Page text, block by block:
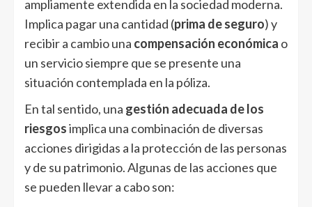
ampliamente extendida en la sociedad moderna.
Implica pagar una cantidad (prima de seguro) y
recibir a cambio una compensación económica o
un servicio siempre que se presente una
situación contemplada en la póliza.
En tal sentido, una gestión adecuada de los
riesgosimplica una combinación de diversas
acciones dirigidas a la protección de las personas
y de su patrimonio. Algunas de las acciones que
se pueden llevar a cabo son: